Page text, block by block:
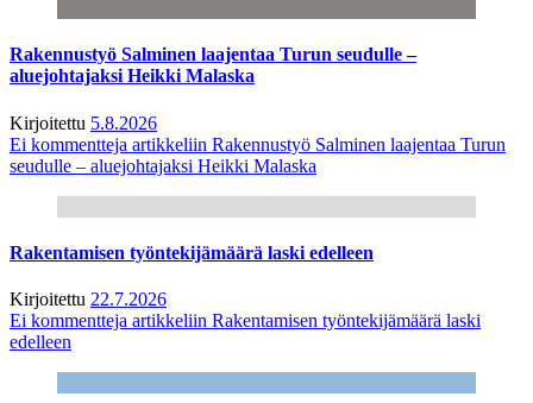
Rakennustyö Salminen laajentaa Turun seudulle –
aluejohtajaksi Heikki Malaska
Kirjoitettu 5.8.2026
Ei kommentteja artikkeliin Rakennustyö Salminen laajentaa Turun
seudulle – aluejohtajaksi Heikki Malaska
Rakentamisen työntekijämäärä laski edelleen
Kirjoitettu 22.7.2026
Ei kommentteja artikkeliin Rakentamisen työntekijämäärä laski
edelleen